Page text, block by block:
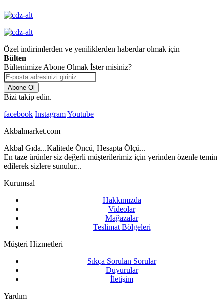
Özel indirimlerden ve yeniliklerden haberdar olmak için
Bülten
Bültenimize Abone Olmak İster misiniz?
Abone Ol
Bizi takip edin.
facebook InstagramYoutube
Akbalmarket.com
Akbal Gıda...Kalitede Öncü, Hesapta Ölçü...
En taze ürünler siz değerli müşterilerimiz için yerinden özenle temin
edilerek sizlere sunulur...
Kurumsal
Hakkımızda
Videolar
Mağazalar
Teslimat Bölgeleri
Müşteri Hizmetleri
Sıkça Sorulan Sorular
Duyurular
İletişim
Yardım